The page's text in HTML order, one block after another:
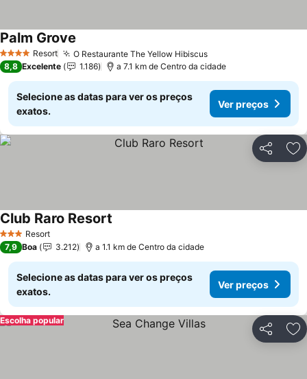
4 EstrelasResort O Restaurante The Yellow Hibiscus
Palm Grove
8,8 Excelente 1.186 a 7.1 km de Centro da cidade
Selecione as datas para ver os preços
exatos.
Ver preços
Partilhar
3 EstrelasResort
Club Raro Resort
7,9 Boa 3.212 a 1.1 km de Centro da cidade
Selecione as datas para ver os preços
exatos.
Ver preços
Partilhar
Escolha popular